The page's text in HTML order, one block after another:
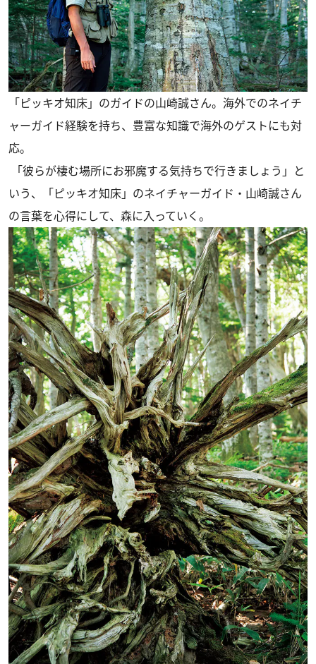
「ピッキオ知床」のガイドの山崎誠さん。海外でのネイチ
ャーガイド経験を持ち、豊富な知識で海外のゲストにも対
応。
「彼らが棲む場所にお邪魔する気持ちで行きましょう」と
いう、「ピッキオ知床」のネイチャーガイド・山崎誠さん
の言葉を心得にして、森に入っていく。